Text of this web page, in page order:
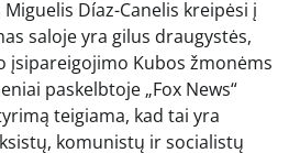
Díaz-Canelis kreipėsi į
saloje yra gilus draugystės,
įsipareigojimo Kubos žmonėms
paskelbtoje „Fox News“
teigiama, kad tai yra
komunistų ir socialistų